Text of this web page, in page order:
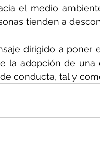
el medio
tienden a
dirigido a poner
la adopción de una
conducta, tal y